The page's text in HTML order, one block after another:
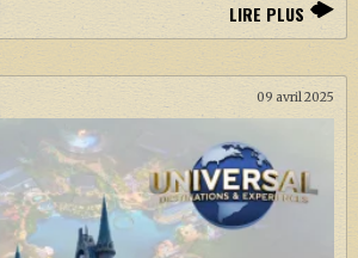
LIRE PLUS
09 avril 2025